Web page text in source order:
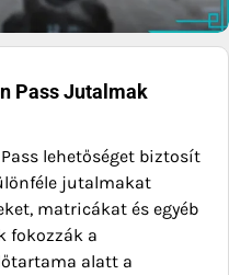
Pass Jutalmak
lehetőséget biztosít
jutalmakat
matricákat és egyéb
fokozzák a
alatt a